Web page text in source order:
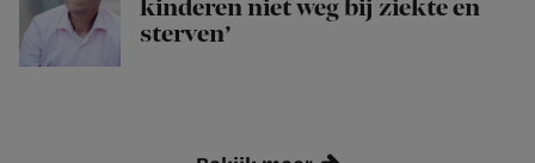
kinderen niet weg bij ziekte en
sterven’